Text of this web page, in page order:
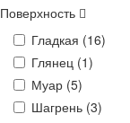
Поверхность
Гладкая (16)
Глянец (1)
Муар (5)
Шагрень (3)